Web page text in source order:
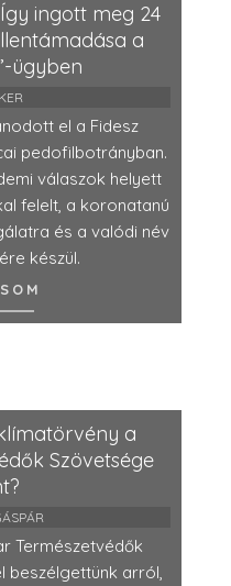
ingott meg 24
a
ügyben
el a Fidesz
pedofilbotrányban.
válaszok helyett
felelt, a koronatanú
és a valódi név
készül.
a
Szövetsége
Természetvédők
beszélgettünk arról,